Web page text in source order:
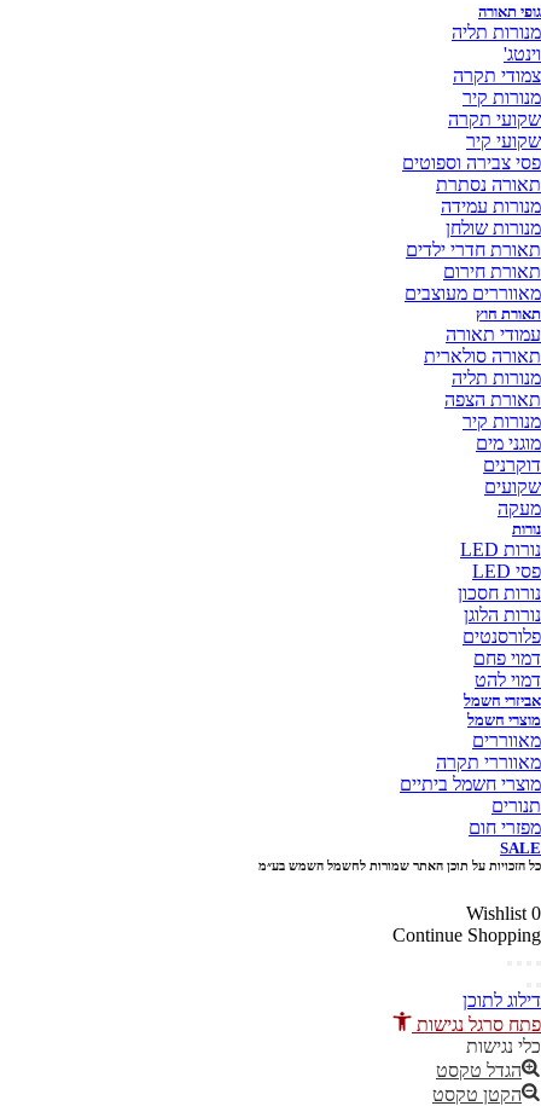
גופי תאורה
מנורות תליה
וינטג'
צמודי תקרה
מנורות קיר
שקועי תקרה
שקועי קיר
פסי צבירה וספוטים
תאורה נסתרת
מנורות עמידה
מנורות שולחן
תאורת חדרי ילדים
תאורת חירום
מאווררים מעוצבים
תאורת חוץ
עמודי תאורה
תאורה סולארית
מנורות תליה
תאורת הצפה
מנורות קיר
מוגני מים
דוקרנים
שקועים
מעקה
נורות
נורות LED
פסי LED
נורות חסכון
נורות הלוגן
פלורסנטים
דמוי פחם
דמוי להט
אביזרי חשמל
מוצרי חשמל
מאווררים
מאווררי תקרה
מוצרי חשמל ביתיים
תנורים
מפזרי חום
SALE
כל הזכויות על תוכן האתר שמורות לחשמל השמש בע״מ
Wishlist 0
Continue Shopping
דילוג לתוכן
פתח סרגל נגישות
כלי נגישות
הגדל טקסט
הקטן טקסט